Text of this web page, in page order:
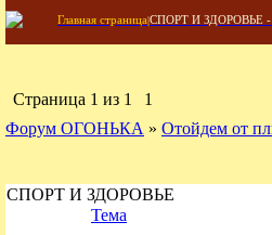
Главная страница|СПОРТ И ЗДОРОВЬЕ
Страница 1 из 1
1
Форум ОГОНЬКА » Отойдем от
СПОРТ И ЗДОРОВЬЕ
Тема